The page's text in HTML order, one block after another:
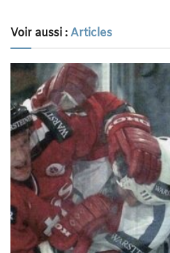
Voir aussi :Articles